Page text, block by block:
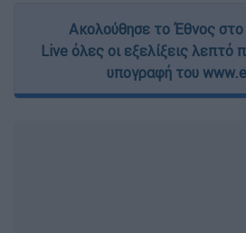
Ακολούθησε το Έθνος
Live όλες οι εξελίξεις λεπτό
υπογραφή του